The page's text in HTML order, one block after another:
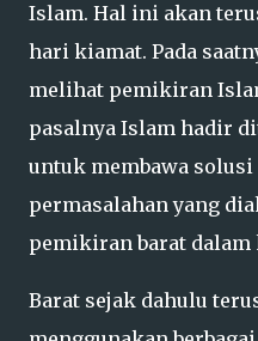
Islam. Hal ini akan
hari kiamat. Pada
melihat pemikiran
pasalnya Islam hadir
untuk membawa solusi
permasalahan yang
pemikiran barat dalam
Barat sejak dahulu